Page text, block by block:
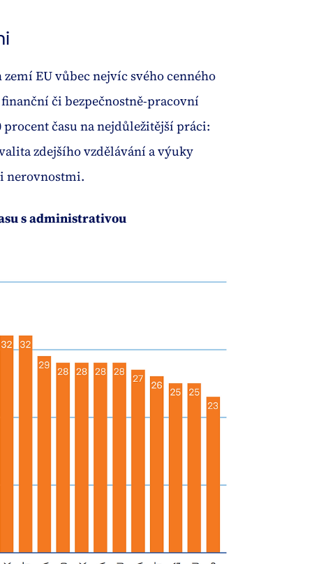
EU vůbec nejvíc svého cenného
či bezpečnostně-pracovní
času na nejdůležitější práci:
zdejšího vzdělávání a výuky
nerovnostmi.
s administrativou